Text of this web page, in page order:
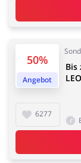
Sport &
Blumen &
50%
Angebot
6277
Bis